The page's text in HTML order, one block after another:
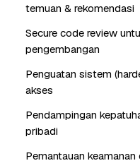
temuan & rekomendasi
Secure code review
pengembangan
Penguatan sistem
akses
Pendampingan
pribadi
Pemantauan